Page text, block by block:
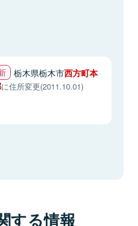
栃木県栃木市西方町本
に住所変更(2011.10.01)
する情報